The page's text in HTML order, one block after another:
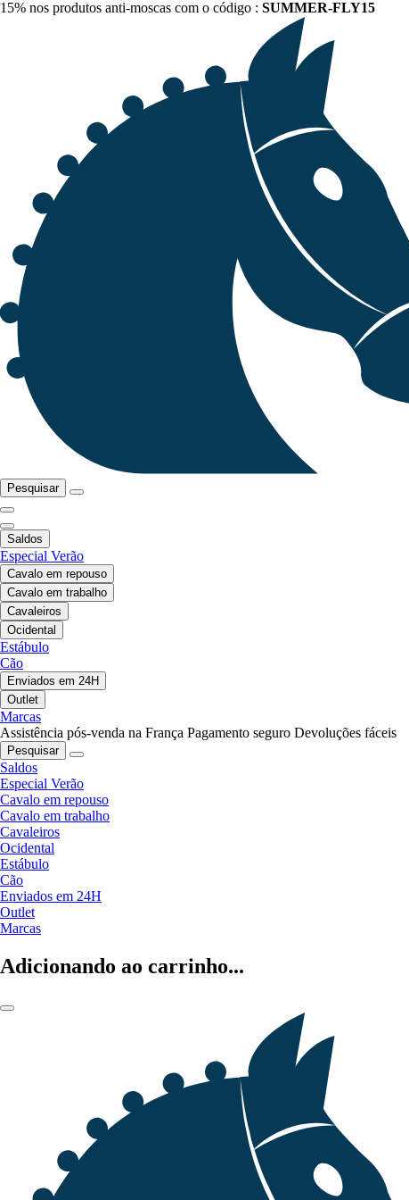
15% nos produtos anti-moscas com o código : SUMMER-FLY15
Pesquisar
Saldos
Especial Verão
Cavalo em repouso
Cavalo em trabalho
Cavaleiros
Ocidental
Estábulo
Cão
Enviados em 24H
Outlet
Marcas
Assistência pós-venda na França Pagamento seguro Devoluções fáceis
Pesquisar
Saldos
Especial Verão
Cavalo em repouso
Cavalo em trabalho
Cavaleiros
Ocidental
Estábulo
Cão
Enviados em 24H
Outlet
Marcas
Adicionando ao carrinho...